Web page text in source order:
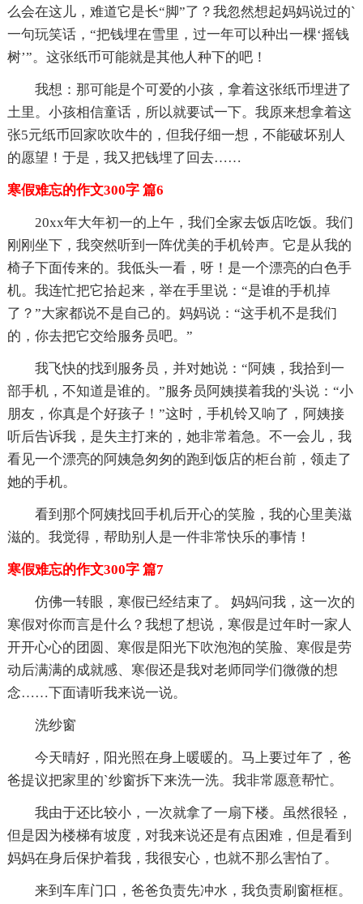
么会在这儿，难道它是长“脚”了？我忽然想起妈妈说过的`
一句玩笑话，“把钱埋在雪里，过一年可以种出一棵‘摇钱
树’”。这张纸币可能就是其他人种下的吧！
我想：那可能是个可爱的小孩，拿着这张纸币埋进了
土里。小孩相信童话，所以就要试一下。我原来想拿着这
张5元纸币回家吹吹牛的，但我仔细一想，不能破坏别人
的愿望！于是，我又把钱埋了回去……
寒假难忘的作文300字 篇6
20xx年大年初一的上午，我们全家去饭店吃饭。我们
刚刚坐下，我突然听到一阵优美的手机铃声。它是从我的
椅子下面传来的。我低头一看，呀！是一个漂亮的白色手
机。我连忙把它拾起来，举在手里说：“是谁的手机掉
了？”大家都说不是自己的。妈妈说：“这手机不是我们
的，你去把它交给服务员吧。”
我飞快的找到服务员，并对她说：“阿姨，我拾到一
部手机，不知道是谁的。”服务员阿姨摸着我的'头说：“小
朋友，你真是个好孩子！”这时，手机铃又响了，阿姨接
听后告诉我，是失主打来的，她非常着急。不一会儿，我
看见一个漂亮的阿姨急匆匆的跑到饭店的柜台前，领走了
她的手机。
看到那个阿姨找回手机后开心的笑脸，我的心里美滋
滋的。我觉得，帮助别人是一件非常快乐的事情！
寒假难忘的作文300字 篇7
仿佛一转眼，寒假已经结束了。 妈妈问我，这一次的
寒假对你而言是什么？我想了想说，寒假是过年时一家人
开开心心的团圆、寒假是阳光下吹泡泡的笑脸、寒假是劳
动后满满的成就感、寒假还是我对老师同学们微微的想
念……下面请听我来说一说。
洗纱窗
今天晴好，阳光照在身上暖暖的。马上要过年了，爸
爸提议把家里的`纱窗拆下来洗一洗。我非常愿意帮忙。
我由于还比较小，一次就拿了一扇下楼。虽然很轻，
但是因为楼梯有坡度，对我来说还是有点困难，但是看到
妈妈在身后保护着我，我很安心，也就不那么害怕了。
来到车库门口，爸爸负责先冲水，我负责刷窗框框。